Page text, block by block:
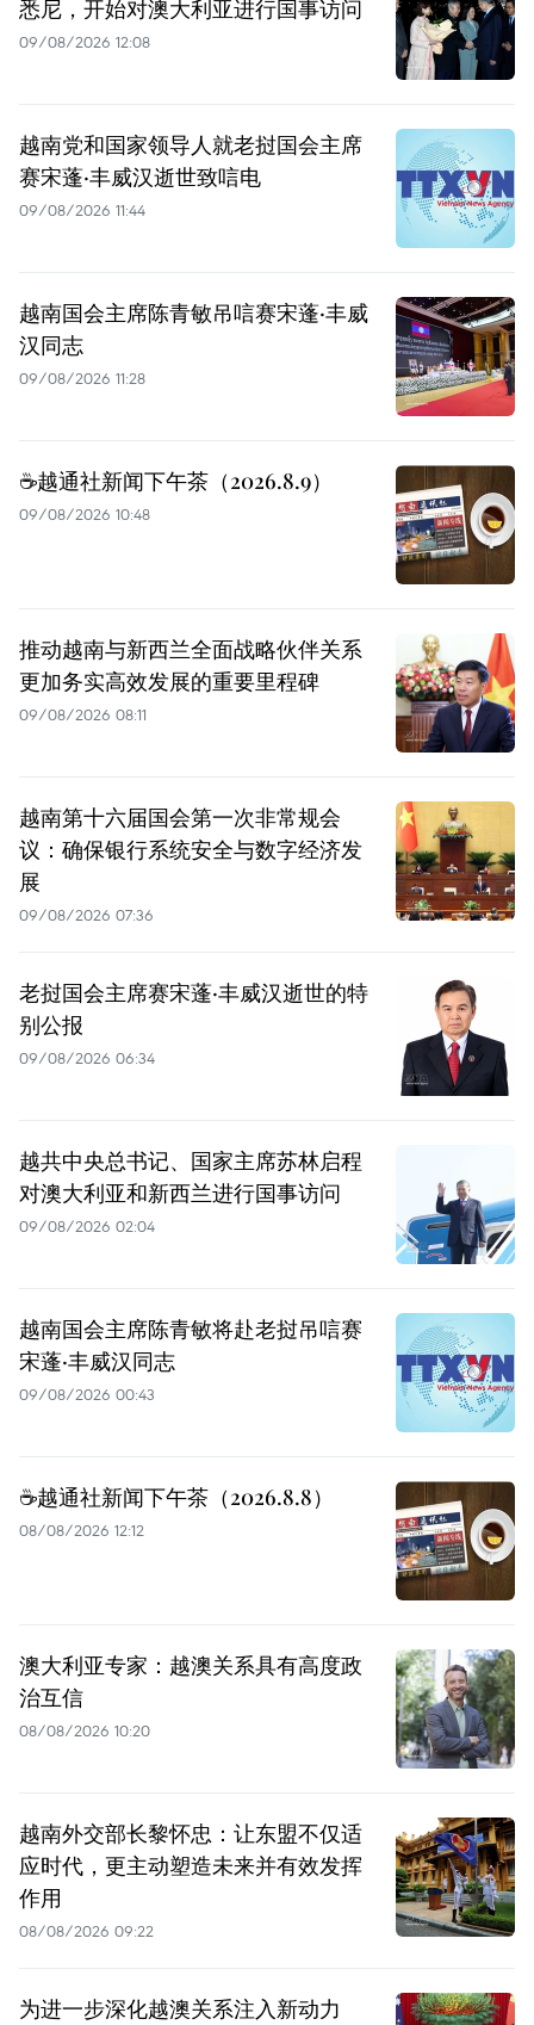
悉尼，开始对澳大利亚进行国事访问
09/08/2026 12:08
越南党和国家领导人就老挝国会主席
赛宋蓬·丰威汉逝世致唁电
09/08/2026 11:44
越南国会主席陈青敏吊唁赛宋蓬·丰威
汉同志
09/08/2026 11:28
☕️越通社新闻下午茶（2026.8.9）
09/08/2026 10:48
推动越南与新西兰全面战略伙伴关系
更加务实高效发展的重要里程碑
09/08/2026 08:11
越南第十六届国会第一次非常规会
议：确保银行系统安全与数字经济发
展
09/08/2026 07:36
老挝国会主席赛宋蓬·丰威汉逝世的特
别公报
09/08/2026 06:34
越共中央总书记、国家主席苏林启程
对澳大利亚和新西兰进行国事访问
09/08/2026 02:04
越南国会主席陈青敏将赴老挝吊唁赛
宋蓬·丰威汉同志
09/08/2026 00:43
☕️越通社新闻下午茶（2026.8.8）
08/08/2026 12:12
澳大利亚专家：越澳关系具有高度政
治互信
08/08/2026 10:20
越南外交部长黎怀忠：让东盟不仅适
应时代，更主动塑造未来并有效发挥
作用
08/08/2026 09:22
为进一步深化越澳关系注入新动力